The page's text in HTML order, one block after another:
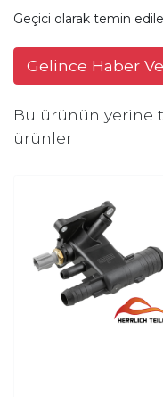
Geçici olarak temin
Gelince Haber
Bu ürünün yerine
ürünler